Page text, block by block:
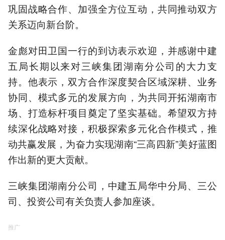
巩固战略合作、加强全方位互动，共同推动双方
关系迈向新台阶。
金彪对田卫国一行的到访表示欢迎，并感谢中建
五局长期以来对三峡集团湖南分公司的大力支
持。他表示，双方合作深度契合区域深耕、业务
协同、模式多元的发展方向，为共同开拓湖南市
场、打造标杆项目奠定了坚实基础。希望双方持
续深化战略对接，积极探索多元化合作模式，推
动共赢发展，为奋力实现湖南“三高四新”美好蓝图
作出新的更大贡献。
三峡集团湖南分公司，中建五局华中分局、三公
司、投资公司有关负责人参加座谈。
推广